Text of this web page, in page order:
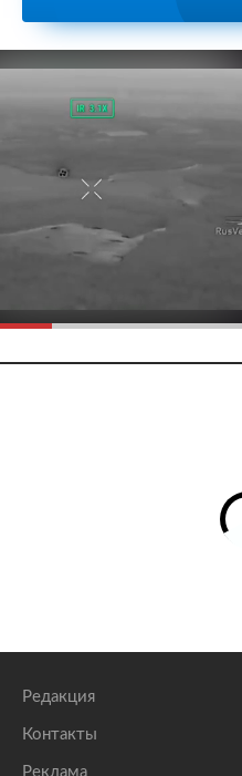
Редакция
Контакты
Реклама